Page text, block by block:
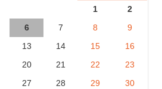
1
2
6 7 8
9
13 14 15
16
20 21 22
23
27 28 29
30